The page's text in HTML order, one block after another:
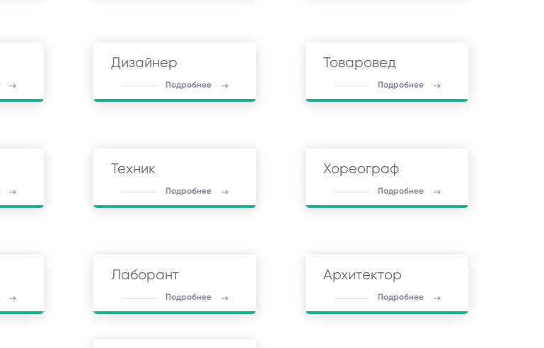
Дизайнер
Подробнее
Товаровед
Подробнее
Техник
Подробнее
Хореограф
Подробнее
Лаборант
Подробнее
Архитектор
Подробнее